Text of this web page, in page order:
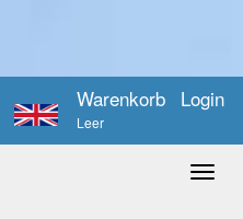
Login
Warenkorb
Leer